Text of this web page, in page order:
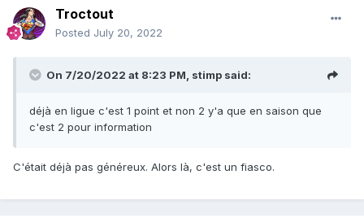
Troctout
Posted July 20, 2022
On 7/20/2022 at 8:23 PM, stimp said:
déjà en ligue c'est 1 point et non 2 y'a que en saison que
c'est 2 pour information
C'était déjà pas généreux. Alors là, c'est un fiasco.